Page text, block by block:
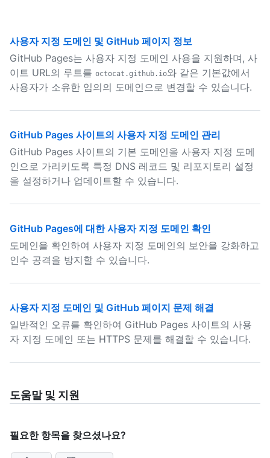
사용자 지정 도메인 및 GitHub 페이지 정보
GitHub Pages는 사용자 지정 도메인 사용을 지원하며, 사
이트 URL의 루트를 octocat.github.io와 같은 기본값에서
사용자가 소유한 임의의 도메인으로 변경할 수 있습니다.
GitHub Pages 사이트의 사용자 지정 도메인 관리
GitHub Pages 사이트의 기본 도메인을 사용자 지정 도메
인으로 가리키도록 특정 DNS 레코드 및 리포지토리 설정
을 설정하거나 업데이트할 수 있습니다.
GitHub Pages에 대한 사용자 지정 도메인 확인
도메인을 확인하여 사용자 지정 도메인의 보안을 강화하고
인수 공격을 방지할 수 있습니다.
사용자 지정 도메인 및 GitHub 페이지 문제 해결
일반적인 오류를 확인하여 GitHub Pages 사이트의 사용
자 지정 도메인 또는 HTTPS 문제를 해결할 수 있습니다.
도움말 및 지원
필요한 항목을 찾으셨나요?